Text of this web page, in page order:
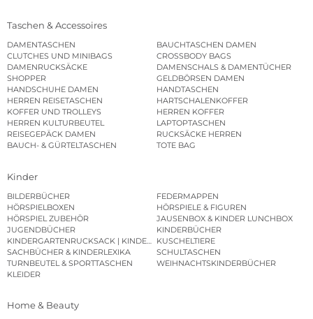
Taschen & Accessoires
DAMENTASCHEN
BAUCHTASCHEN DAMEN
CLUTCHES UND MINIBAGS
CROSSBODY BAGS
DAMENRUCKSÄCKE
DAMENSCHALS & DAMENTÜCHER
SHOPPER
GELDBÖRSEN DAMEN
HANDSCHUHE DAMEN
HANDTASCHEN
HERREN REISETASCHEN
HARTSCHALENKOFFER
KOFFER UND TROLLEYS
HERREN KOFFER
HERREN KULTURBEUTEL
LAPTOPTASCHEN
REISEGEPÄCK DAMEN
RUCKSÄCKE HERREN
BAUCH- & GÜRTELTASCHEN
TOTE BAG
Kinder
BILDERBÜCHER
FEDERMAPPEN
HÖRSPIELBOXEN
HÖRSPIELE & FIGUREN
HÖRSPIEL ZUBEHÖR
JAUSENBOX & KINDER LUNCHBOX
JUGENDBÜCHER
KINDERBÜCHER
KINDERGARTENRUCKSACK | KINDERGARTENBEUTEL
KUSCHELTIERE
SACHBÜCHER & KINDERLEXIKA
SCHULTASCHEN
TURNBEUTEL & SPORTTASCHEN
WEIHNACHTSKINDERBÜCHER
KLEIDER
Home & Beauty